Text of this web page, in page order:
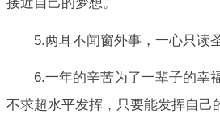
接近自己的梦想。
5.两耳不闻窗外事，一心只读
6.一年的辛苦为了一辈子的幸
不求超水平发挥，只要能发挥自己